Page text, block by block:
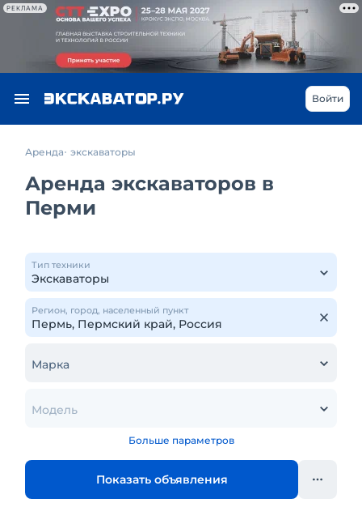
РЕКЛАМА
Войти
Аренда экскаваторы
Аренда экскаваторов в
Перми
Тип техники
Регион, город, населенный пункт
Марка
Модель
Больше параметров
Показать объявления